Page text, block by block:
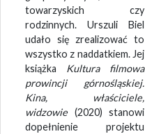
towarzyskich czy
rodzinnych. Urszuli Biel
udało się zrealizować to
wszystko z naddatkiem. Jej
książka Kultura filmowa
prowincji górnośląskiej.
Kina, właściciele,
widzowie (2020) stanowi
dopełnienie projektu